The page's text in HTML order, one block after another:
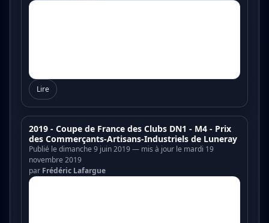
Lire
2019 - Coupe de France des Clubs DN1 - M4 - Prix
des Commerçants-Artisans-Industriels de Luneray
Publié le dimanche 9 juin 2019 — mis à jour le mardi 19
novembre 2019
par Frédéric Lafargue